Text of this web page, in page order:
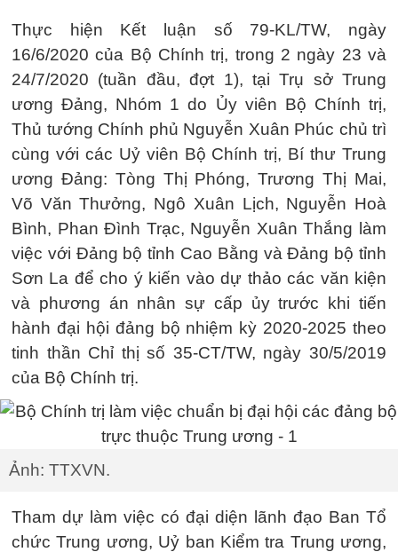
Thực hiện Kết luận số 79-KL/TW, ngày
16/6/2020 của Bộ Chính trị, trong 2 ngày 23 và
24/7/2020 (tuần đầu, đợt 1), tại Trụ sở Trung
ương Đảng, Nhóm 1 do Ủy viên Bộ Chính trị,
Thủ tướng Chính phủ Nguyễn Xuân Phúc chủ trì
cùng với các Uỷ viên Bộ Chính trị, Bí thư Trung
ương Đảng: Tòng Thị Phóng, Trương Thị Mai,
Võ Văn Thưởng, Ngô Xuân Lịch, Nguyễn Hoà
Bình, Phan Đình Trạc, Nguyễn Xuân Thắng làm
việc với Đảng bộ tỉnh Cao Bằng và Đảng bộ tỉnh
Sơn La để cho ý kiến vào dự thảo các văn kiện
và phương án nhân sự cấp ủy trước khi tiến
hành đại hội đảng bộ nhiệm kỳ 2020-2025 theo
tinh thần Chỉ thị số 35-CT/TW, ngày 30/5/2019
của Bộ Chính trị.
Ảnh: TTXVN.
Tham dự làm việc có đại diện lãnh đạo Ban Tổ
chức Trung ương, Uỷ ban Kiểm tra Trung ương,